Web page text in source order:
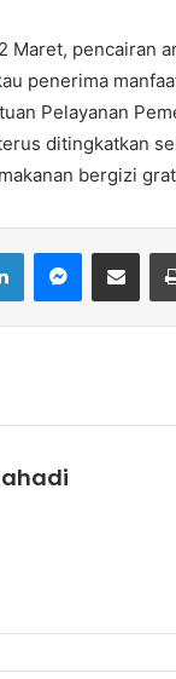
Maret, pencairan
penerima
Pelayanan
ditingkatkan
bergizi